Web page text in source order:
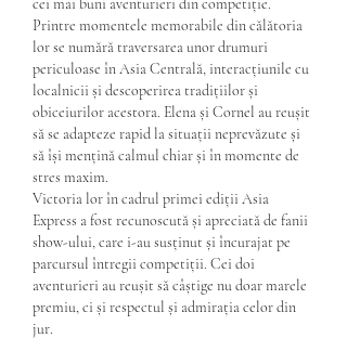
Printre momentele memorabile din călătoria
lor se numără traversarea unor drumuri
periculoase în Asia Centrală, interacțiunile cu
localnicii și descoperirea tradițiilor și
obiceiurilor acestora. Elena și Cornel au reușit
să se adapteze rapid la situații neprevăzute și
să își mențină calmul chiar și în momente de
stres maxim.
Victoria lor în cadrul primei ediții Asia
Express a fost recunoscută și apreciată de fanii
show-ului, care i-au susținut și încurajat pe
parcursul întregii competiții. Cei doi
aventurieri au reușit să câștige nu doar marele
premiu, ci și respectul și admirația celor din
jur.